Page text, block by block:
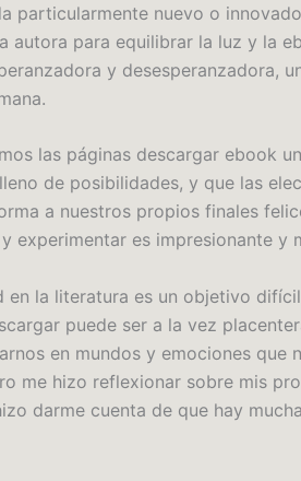
particularmente nuevo o
autora para equilibrar la luz y la
y desesperanzadora,
las páginas descargar ebook
de posibilidades, y que las
a nuestros propios finales
experimentar es impresionante y
en la literatura es un objetivo
puede ser a la vez
en mundos y emociones que
me hizo reflexionar sobre mis
darme cuenta de que hay